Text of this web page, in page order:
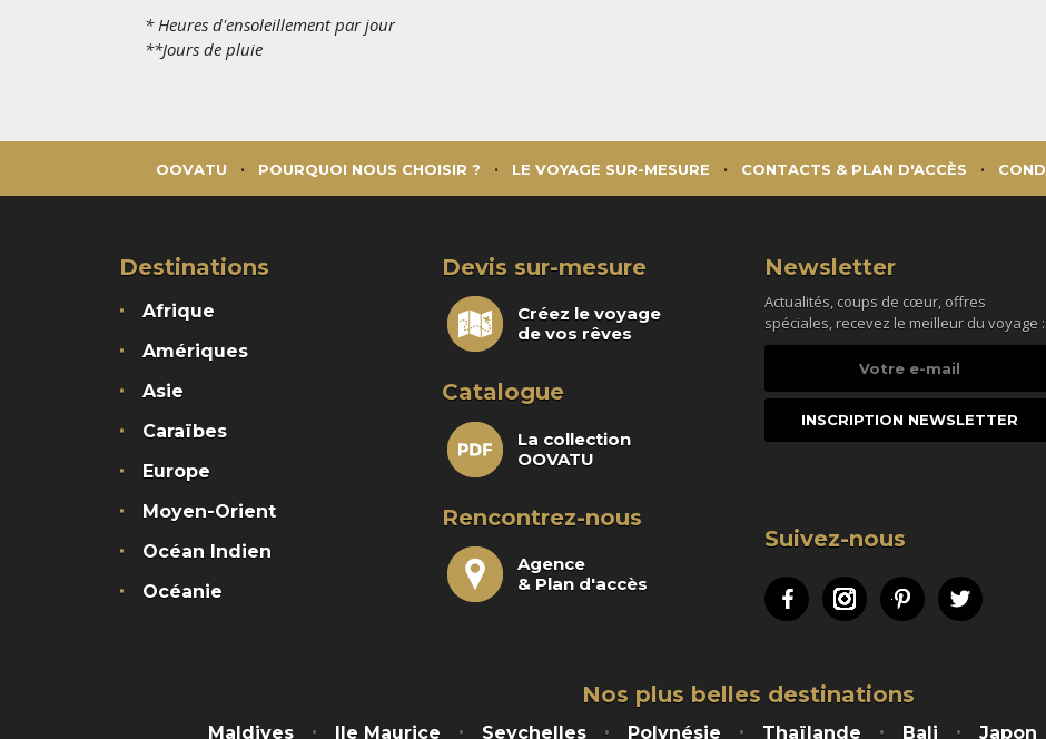
* Heures d'ensoleillement par jour
**Jours de pluie
OOVATU POURQUOI NOUS CHOISIR ? LE VOYAGE SUR-MESURE CONTACTS & PLAN D'ACCÈS
Destinations
Afrique
Amériques
Asie
Caraïbes
Europe
Moyen-Orient
Océan Indien
Océanie
Devis sur-mesure
Créez le voyage
de vos rêves
Catalogue
La collection
OOVATU
Rencontrez-nous
Agence
& Plan d'accès
Newsletter
Actualités, coups de cœur, offres
spéciales, recevez le meilleur du voyage :
Suivez-nous
FacebookInstagramPinterestTwitter
Nos plus belles destinations
Maldives Ile Maurice Seychelles Polynésie Thaïlande Bali Japon